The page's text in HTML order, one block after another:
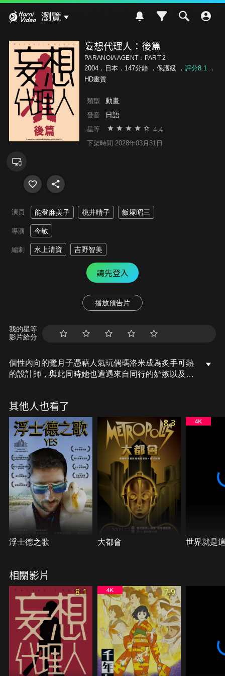
瀏覽
妄想代理人：後篇
PARANOIA AGENT：PART 2
2004．日本．147分鐘 ． 保護級 ． 評分8.1．
HD畫質
類型 動畫
發音 日語
星等 4.4
下架時間 2028年03月31日
演員 能登麻美子 桃井晴子 飯塚昭三
導演 今敏
編劇 水上清資 吉野智美
請先登入
播放預告片
我的星等
影片給分
個性內向的鷺月子憑藉人氣玩偶瑪洛米成為炙手可熱
的設計師，與此同時她也遭遇來自同行的妒嫉以及下
的少年襲擊。在此之後，“球棒少年”的襲擊案件不斷
發生，警官豬狩和馬庭介入調查，發現受害者在遇襲
前大都承受著巨大的壓力。不久，“球棒少年”落網，
看似一切終於要告一段落，然而整個事態卻朝著更加
糟糕的方向發展………
其他人也看了
浮士德之歌
8.3
大都會 世界就是
相關影片
8.1 7.9